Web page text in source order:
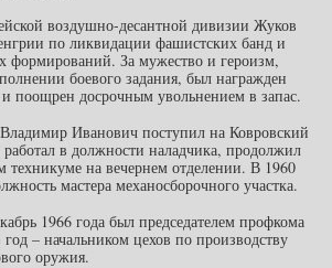
воздушно-десантной дивизии Жуков
по ликвидации фашистских банд и
формирований. За мужество и героизм,
боевого задания, был награжден
поощрен досрочным увольнением в запас.
Иванович поступил на Ковровский
в должности наладчика, продолжил
техникуме на вечернем отделении. В 1960
мастера механосборочного участка.
1966 года был председателем профкома
– начальником цехов по производству
оружия.